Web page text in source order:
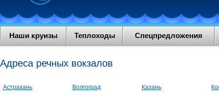
Наши круизы Теплоходы Спецпредложения
Адреса речных вокзалов
Астрахань Волгоград Казань